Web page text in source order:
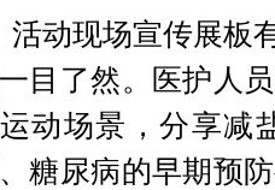
活动现场宣传展板
目了然。医护人
动场景，分享减
糖尿病的早期预